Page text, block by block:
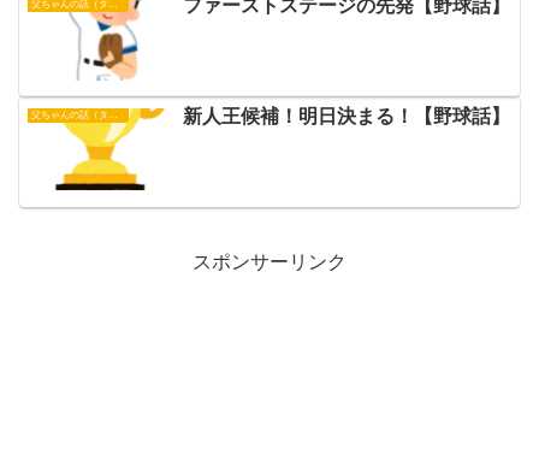
父ちゃんの話（タイガース） ファーストステージの先発【野球話】
父ちゃんの話（タイガース） 新人王候補！明日決まる！【野球話】
スポンサーリンク